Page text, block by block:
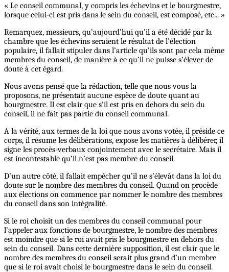
« Le conseil communal, y compris les échevins et le bourgmestre,
lorsque celui-ci est pris dans le sein du conseil, est composé, etc... »
Remarquez, messieurs, qu’aujourd’hui qu’il a été décidé par la
chambre que les échevins seraient le résultat de l’élection
populaire, il fallait stipuler dans l’article qu’ils sont par cela même
membres du conseil, de manière à ce qu’il ne puisse s’élever de
doute à cet égard.
Nous avons pensé que la rédaction, telle que nous vous la
proposons, ne présentait aucune espèce de doute quant au
bourgmestre. Il est clair que s’il est pris en dehors du sein du
conseil, il ne fait pas partie du conseil communal.
A la vérité, aux termes de la loi que nous avons votée, il préside ce
corps, il résume les délibérations, expose les matières à délibérer, il
signe les procès-verbaux conjointement avec le secrétaire. Mais il
est incontestable qu’il n’est pas membre du conseil.
D’un autre côté, il fallait empêcher qu’il ne s’élevât dans la loi du
doute sur le nombre des membres du conseil. Quand on procède
aux élections on commence par nommer le nombre des membres
du conseil dans son intégralité.
Si le roi choisit un des membres du conseil communal pour
l’appeler aux fonctions de bourgmestre, le nombre des membres
est moindre que si le roi avait pris le bourgmestre en dehors du
sein du conseil. Dans cette dernière supposition, il est clair que le
nombre des membres du conseil serait plus grand d’un membre
que si le roi avait choisi le bourgmestre dans le sein du conseil.